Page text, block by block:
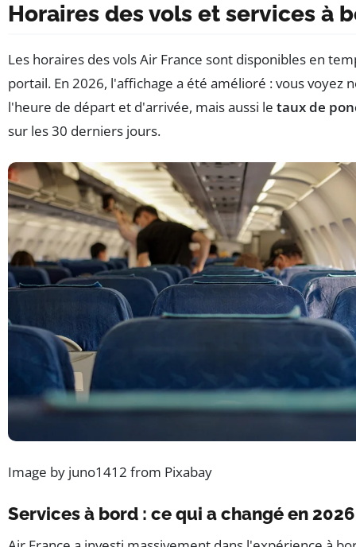
Horaires des vols et services à
Les horaires des vols Air France sont disponibles en
portail. En 2026, l'affichage a été amélioré : vous voyez
l'heure de départ et d'arrivée, mais aussi le taux de
sur les 30 derniers jours.
Image by juno1412 from Pixabay
Services à bord : ce qui a changé en 2026